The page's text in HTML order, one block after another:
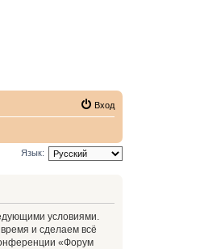
Вход
Язык:
условиями.
и сделаем всё
«Форум